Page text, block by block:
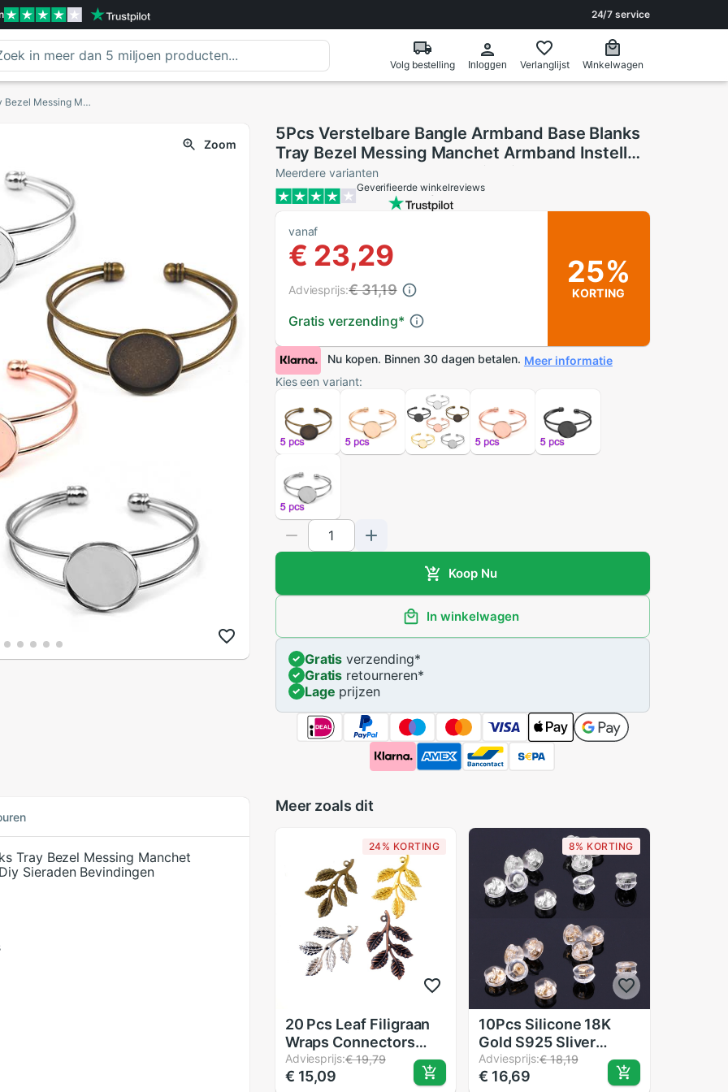
24/7 service
Volg bestelling Inloggen Verlanglijst Winkelwagen
5Pcs Verstelbare Bangle Armband Base Blanks Tray Bezel Messing Manchet Armband Instellen 20Mm Cabochon Cameo Diy Sieraden Bevindingen
Zoom
5Pcs Verstelbare Bangle Armband Base Blanks
Tray Bezel Messing Manchet Armband Instellen
20Mm Cabochon Cameo Diy Sieraden
Bevindingen
Meerdere varianten
Geverifieerde winkelreviews
vanaf
€ 23,29
Gratis verzending*
Adviesprijs:€ 31,19
25%
KORTING
Nu kopen. Binnen 30 dagen betalen. Meer informatie
Kies een variant:
Koop Nu
In winkelwagen
Gratis verzending*
Gratis retourneren*
Lage prijzen
Tray Bezel Messing Manchet
Sieraden Bevindingen
Meer zoals dit
24% KORTING
20 Pcs Leaf Filigraan
Wraps Connectors
Metalen Ambachten
Decoratie DIY
Adviesprijs:€ 19,79
€ 15,09
8% KORTING
10Pcs Silicone 18K
Gold S925 Sliver
Oorbel Rug
Gewatteerde
Adviesprijs:€ 18,19
€ 16,69